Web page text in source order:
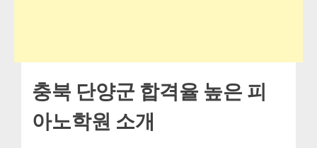
충북 단양군 합격율 높은 피
아노학원 소개